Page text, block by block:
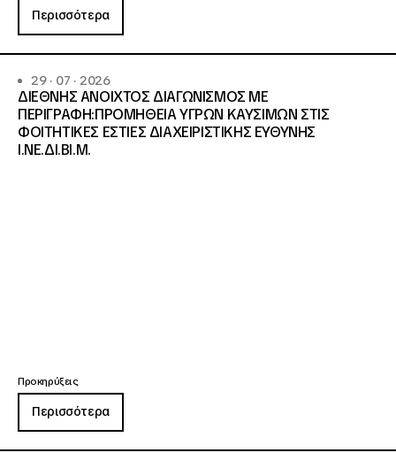
Περισσότερα
29 · 07 · 2026
ΔΙΕΘΝΗΣ ΑΝΟΙΧΤΟΣ ΔΙΑΓΩΝΙΣΜΟΣ ΜΕ
ΠΕΡΙΓΡΑΦΗ:ΠΡΟΜΗΘΕΙΑ ΥΓΡΩΝ ΚΑΥΣΙΜΩΝ ΣΤΙΣ
ΦΟΙΤΗΤΙΚΕΣ ΕΣΤΙΕΣ ΔΙΑΧΕΙΡΙΣΤΙΚΗΣ ΕΥΘΥΝΗΣ
Ι.ΝΕ.ΔΙ.ΒΙ.Μ.
Προκηρύξεις
Περισσότερα